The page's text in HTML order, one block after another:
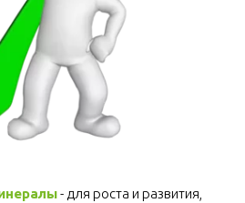
- для роста и развития,